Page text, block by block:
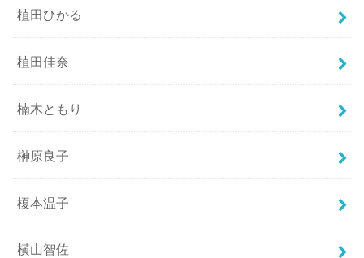
植田ひかる
植田佳奈
楠木ともり
榊原良子
榎本温子
横山智佐